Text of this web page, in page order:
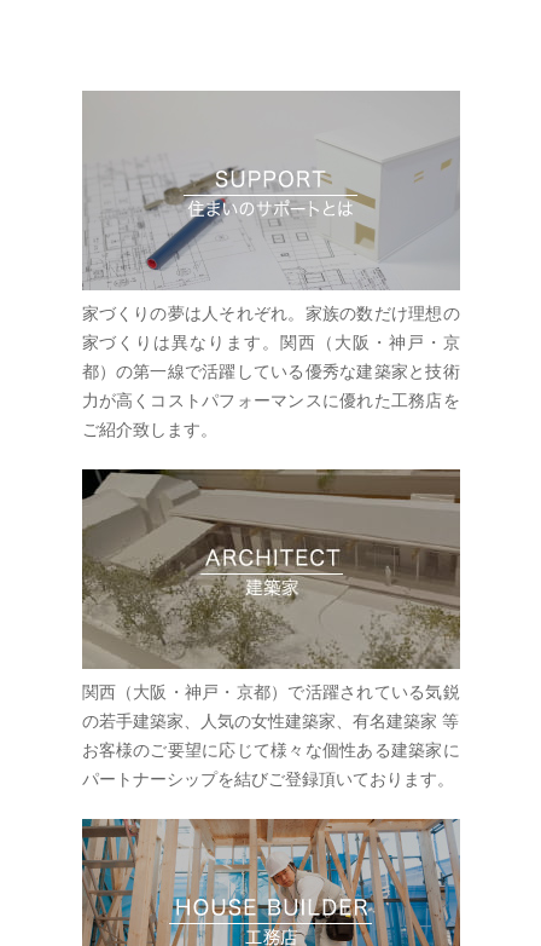
イゴケなどが植えられ、花や葉
の成長を楽しみ、流れる風を感
じられる暮らしを提案しまし
た。 都市の雑然とした環境の中
においても内部に閉じ過ぎな
い、自然の一部としての人の居
す。 AS 分類 建築家住宅 木
造新築住宅 シンプルモダンな
家 大阪 建築家と建てる家
家づくりの夢は人それぞれ。家族の数だけ理想の
家づくりは異なります。関西（大阪・神戸・京
都）の第一線で活躍している優秀な建築家と技術
力が高くコストパフォーマンスに優れた工務店を
ご紹介致します。
関西（大阪・神戸・京都）で活躍されている気鋭
の若手建築家、人気の女性建築家、有名建築家 等
お客様のご要望に応じて様々な個性ある建築家に
パートナーシップを結びご登録頂いております。